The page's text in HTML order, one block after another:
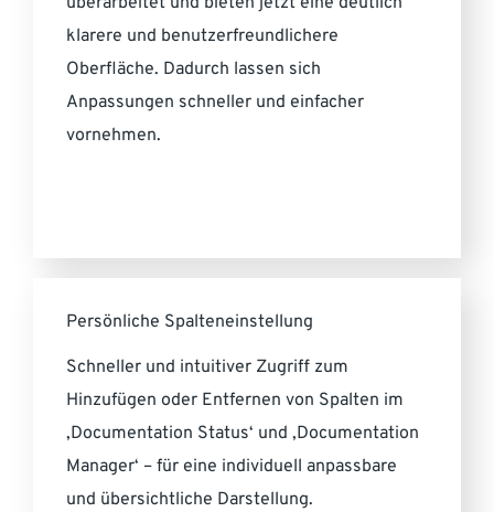
klarere und benutzerfreundlichere
Oberfläche. Dadurch lassen sich
Anpassungen schneller und einfacher
vornehmen.
Persönliche Spalteneinstellung
Schneller und intuitiver Zugriff zum
Hinzufügen oder Entfernen von Spalten im
‚Documentation Status‘ und ‚Documentation
Manager‘ – für eine individuell anpassbare
und übersichtliche Darstellung.